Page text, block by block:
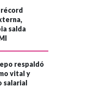
salda
respaldó
vital y
salarial